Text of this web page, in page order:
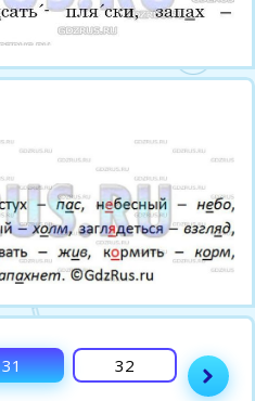
31 32 33